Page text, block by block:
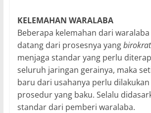
KELEMAHAN WARALABA
Beberapa kelemahan dari
datang dari prosesnya yang
menjaga standar yang perlu
seluruh jaringan gerainya, maka
baru dari usahanya perlu
prosedur yang baku. Selalu
standar dari pemberi waralaba.